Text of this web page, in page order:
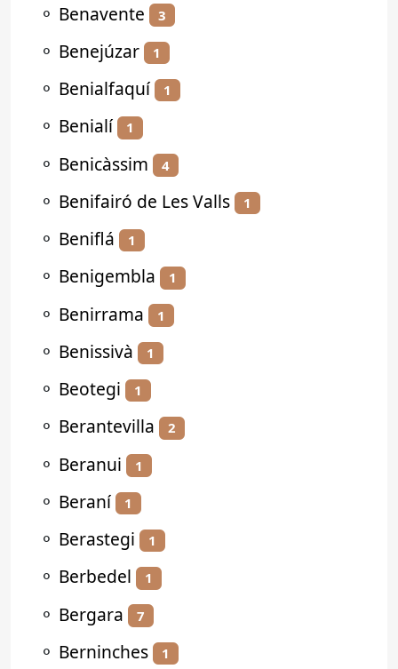
⚬ Benavente 3
⚬ Benejúzar 1
⚬ Benialfaquí 1
⚬ Benialí 1
⚬ Benicàssim 4
⚬ Benifairó de Les Valls 1
⚬ Beniflá 1
⚬ Benigembla 1
⚬ Benirrama 1
⚬ Benissivà 1
⚬ Beotegi 1
⚬ Berantevilla 2
⚬ Beranui 1
⚬ Beraní 1
⚬ Berastegi 1
⚬ Berbedel 1
⚬ Bergara 7
⚬ Berninches 1